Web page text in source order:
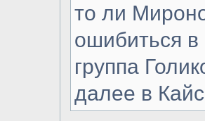
то ли
ошибиться
группа
далее в